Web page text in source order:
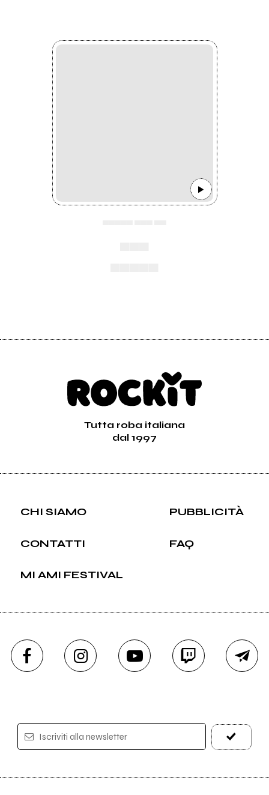
Tutta roba italiana
dal 1997
CHI SIAMO PUBBLICITÀ
CONTATTI FAQ
MI AMI FESTIVAL
Iscriviti alla newsletter